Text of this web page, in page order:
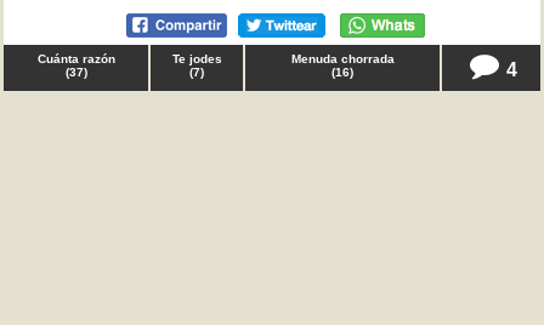
Cuánta razón
(37)
Te jodes
(7)
Menuda chorrada
(16) 4